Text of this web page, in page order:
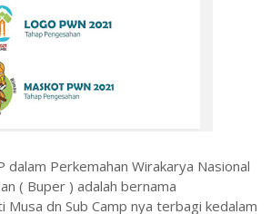
dalam Perkemahan Wirakarya Nasional
( Buper ) adalah bernama
Musa dn Sub Camp nya terbagi kedalam